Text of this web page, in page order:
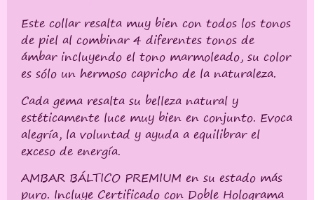
Este collar resalta muy bien con todos los tonos
de piel al combinar 4 diferentes tonos de
ámbar incluyendo el tono marmoleado, su color
es sólo un hermoso capricho de la naturaleza.
Cada gema resalta su belleza natural y
estéticamente luce muy bien en conjunto. Evoca
alegría, la voluntad y ayuda a equilibrar el
exceso de energía.
AMBAR BÁLTICO PREMIUM en su estado más
puro. Incluye Certificado con Doble Holograma